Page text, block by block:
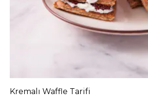
Kremalı Waffle Tarifi